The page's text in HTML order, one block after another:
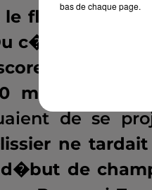
flair de
c�t� messin,
Si au
m�tres
de se
ne
de
bas de chaque page.